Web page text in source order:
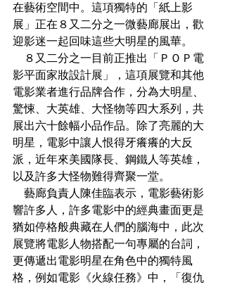
在藝術空間中。這項獨特的「紙上影
展」正在８又二分之一微藝廊展出，歡
迎影迷一起回味這些大明星的風華。
８又二分之一目前正推出「ＰＯＰ電
影平面家妝設計展」，這項展覽和其他
電影業者進行品牌合作，分為大明星、
驚悚、大英雄、大怪物等四大系列，共
展出六十餘幅小品作品。除了亮麗的大
明星，電影中讓人恨得牙癢癢的大反
派，近年來美國隊長、鋼鐵人等英雄，
以及許多大怪物難得齊聚一堂。
藝廊負責人陳佳臨表示，電影藝術影
響許多人，許多電影中的經典畫面更是
猶如停格般典藏在人們的腦海中，此次
展覽將電影人物搭配一句專屬的台詞，
更傳遞出電影明星在角色中的獨特風
格，例如電影《火線任務》中，「復仇